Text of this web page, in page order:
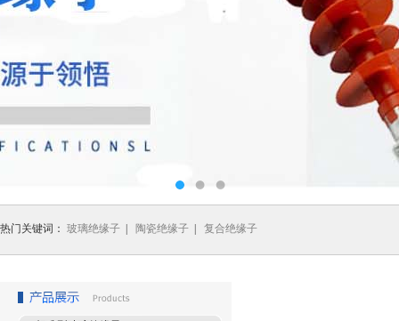
热门关键词： 玻璃绝缘子 陶瓷绝缘子 复合绝缘子